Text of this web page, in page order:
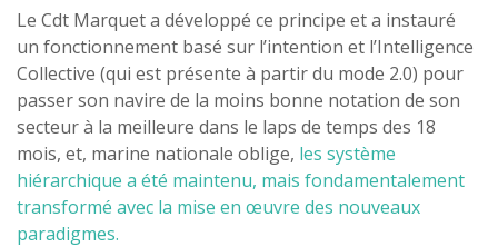
Le Cdt Marquet a développé ce principe et a instauré
un fonctionnement basé sur l’intention et l’Intelligence
Collective (qui est présente à partir du mode 2.0) pour
passer son navire de la moins bonne notation de son
secteur à la meilleure dans le laps de temps des 18
mois, et, marine nationale oblige, les système
hiérarchique a été maintenu, mais fondamentalement
transformé avec la mise en œuvre des nouveaux
paradigmes.